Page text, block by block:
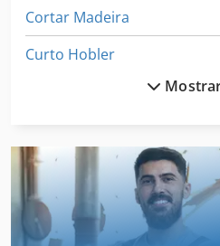
Cortar Madeira
Curto Hobler
Ecocut
Econo Cut
Excêntrico